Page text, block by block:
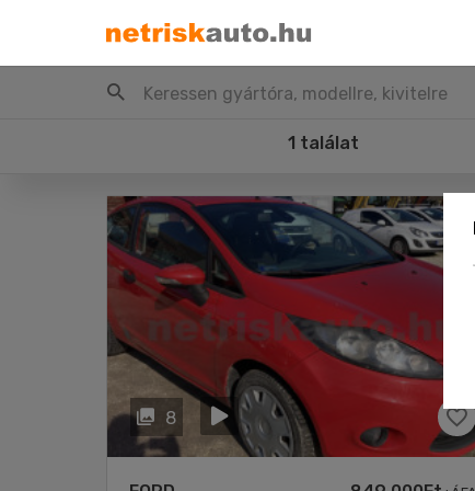
Keressen gyártóra, modellre, kivitelre
1 találat
8